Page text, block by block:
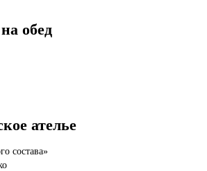
обед
ателье
состава»